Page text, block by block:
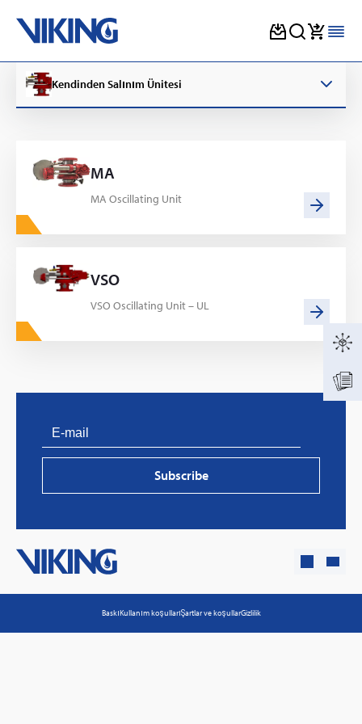
content
Kendinden Salınım Ünitesi
MA
MA Oscillating Unit
VSO
VSO Oscillating Unit – UL
Subscribe
BaskıKullanım koşullarıŞartlar ve koşullarGizlilik
photovoltaic systems